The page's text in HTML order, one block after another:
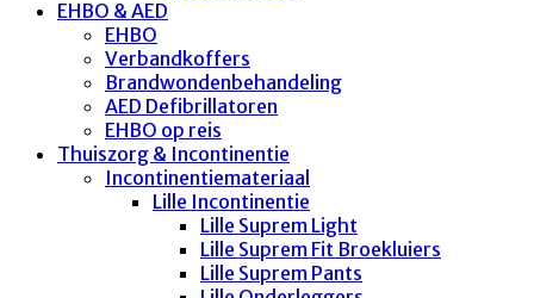
EHBO & AED
EHBO
Verbandkoffers
Brandwondenbehandeling
AED Defibrillatoren
EHBO op reis
Thuiszorg & Incontinentie
Incontinentiemateriaal
Lille Incontinentie
Lille Suprem Light
Lille Suprem Fit Broekluiers
Lille Suprem Pants